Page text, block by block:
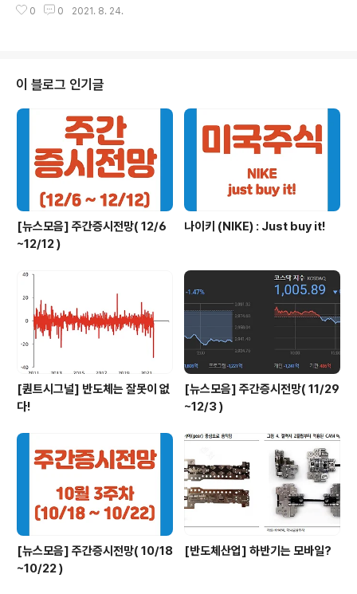
고용지표 발표는 특히 중요할 예정. 현재 ISM 제조업지수
의 모든 책임은 투자자 본인에게 있다! 2021.08.23 한화
도했다. 3,300p를 넘보던 KOSPI는 3,060p로 내려왔고
환율은 1,142원에서 약 40원이 올랐다. 외국인 매도가 어
떤 주식에 집중됐는지는 어렵지 않게 찾을 수 있다. 우리나
라 시가총액 1, 2위인 삼성전자와 SK하이닉스는 같은 기간
각각 7.1조원, 1.8조원 가량의 외국인 순매도를 기록했..
0 0 2021. 8. 24.
이 블로그 인기글
[뉴스모음] 주간증시전망( 12/6
~12/12 )
나이키 (NIKE) : Just buy it!
[퀀트시그널] 반도체는 잘못이 없
다!
[뉴스모음] 주간증시전망( 11/29
~12/3 )
[뉴스모음] 주간증시전망( 10/18
~10/22 )
[반도체산업] 하반기는 모바일?